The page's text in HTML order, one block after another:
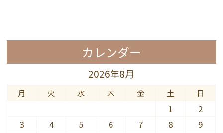
カレンダー
2026年8月
月 火 水 木 金 土 日
1
2
3
4 5 6 7 8
9